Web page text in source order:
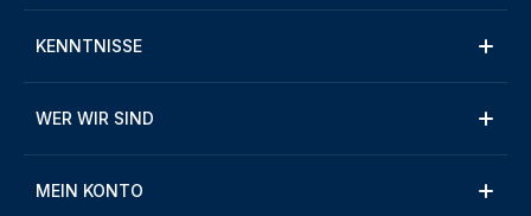
KENNTNISSE
WER WIR SIND
MEIN KONTO